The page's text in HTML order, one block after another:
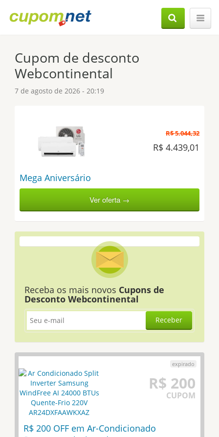
Cupom de desconto
Webcontinental
7 de agosto de 2026 - 20:19
R$ 5.044,32
R$ 4.439,01
Mega Aniversário
Ver oferta →
Receba os mais novos Cupons de
Desconto Webcontinental
Receber
R$ 200
CUPOM
R$ 200 OFF em Ar-Condicionado